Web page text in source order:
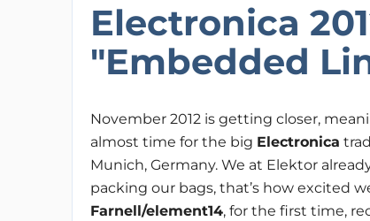
Electronica
"Embedded
November 2012 is getting closer,
almost time for the big Electronica
Munich, Germany. We at Elektor
packing our bags, that’s how excited
Farnell/element14, for the first time,